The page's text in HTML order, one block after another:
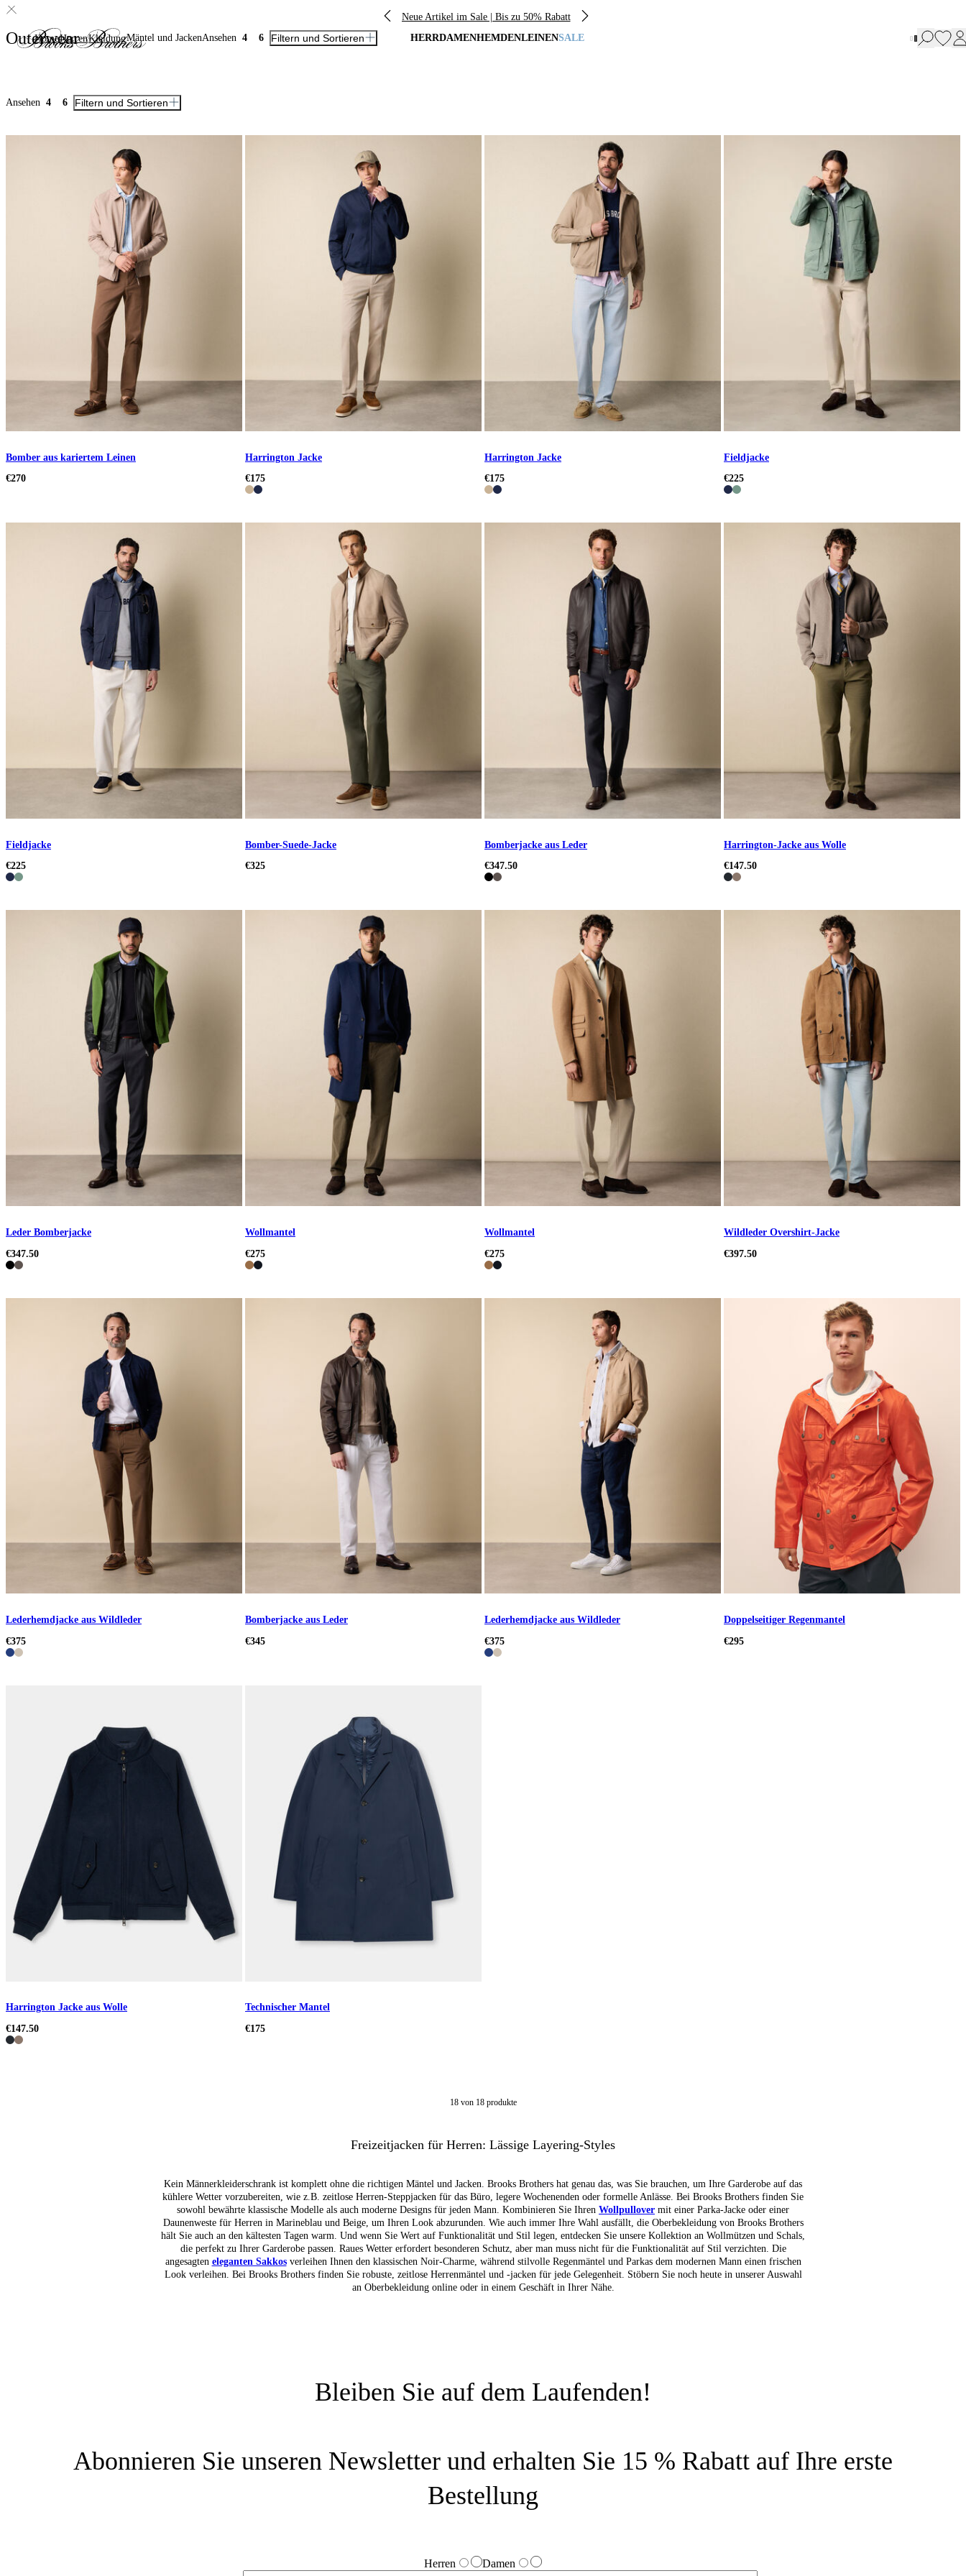
Neue Artikel im Sale | Bis zu 50% Rabatt
HERRDAMENHEMDENLEINENSALE
HomeHerrenKleidungMäntel und JackenAnsehen 4 6 Filtern und Sortieren
Outerwear
Ansehen 4 6 Filtern und Sortieren
Bomber aus kariertem Leinen
€270
Harrington Jacke
€175
Harrington Jacke
€175
Fieldjacke
€225
Fieldjacke
€225
Bomber-Suede-Jacke
€325
Bomberjacke aus Leder
€347.50
Harrington-Jacke aus Wolle
€147.50
Leder Bomberjacke
€347.50
Wollmantel
€275
Wollmantel
€275
Wildleder Overshirt-Jacke
€397.50
Lederhemdjacke aus Wildleder
€375
Bomberjacke aus Leder
€345
Lederhemdjacke aus Wildleder
€375
Doppelseitiger Regenmantel
€295
Harrington Jacke aus Wolle
€147.50
Technischer Mantel
€175
18von 18produkte
Freizeitjacken für Herren: Lässige Layering-Styles
Kein Männerkleiderschrank ist komplett ohne die richtigen Mäntel und Jacken. Brooks Brothers hat genau das, was Sie brauchen, um Ihre Garderobe auf das
kühlere Wetter vorzubereiten, wie z.B. zeitlose Herren-Steppjacken für das Büro, legere Wochenenden oder formelle Anlässe. Bei Brooks Brothers finden Sie
sowohl bewährte klassische Modelle als auch moderne Designs für jeden Mann. Kombinieren Sie Ihren Wollpullover mit einer Parka-Jacke oder einer
Daunenweste für Herren in Marineblau und Beige, um Ihren Look abzurunden. Wie auch immer Ihre Wahl ausfällt, die Oberbekleidung von Brooks Brothers
hält Sie auch an den kältesten Tagen warm. Und wenn Sie Wert auf Funktionalität und Stil legen, entdecken Sie unsere Kollektion an Wollmützen und Schals,
die perfekt zu Ihrer Garderobe passen. Raues Wetter erfordert besonderen Schutz, aber man muss nicht für die Funktionalität auf Stil verzichten. Die
angesagten eleganten Sakkosverleihen Ihnen den klassischen Noir-Charme, während stilvolle Regenmäntel und Parkas dem modernen Mann einen frischen
Look verleihen. Bei Brooks Brothers finden Sie robuste, zeitlose Herrenmäntel und -jacken für jede Gelegenheit. Stöbern Sie noch heute in unserer Auswahl
an Oberbekleidung online oder in einem Geschäft in Ihrer Nähe.
Bleiben Sie auf dem Laufenden!
Abonnieren Sie unseren Newsletter und erhalten Sie 15 % Rabatt auf Ihre erste
Bestellung
Herren Damen